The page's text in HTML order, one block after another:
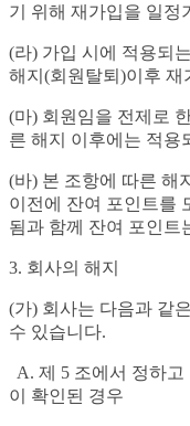
기 위해 재가입을 일정
(라) 가입 시에 적용되
해지(회원탈퇴)이후
(마) 회원임을 전제로
른 해지 이후에는 적용
(바) 본 조항에 따른 해
이전에 잔여 포인트를
됨과 함께 잔여 포인트
3. 회사의 해지
(가) 회사는 다음과 같
수 있습니다.
A. 제 5 조에서 정하
이 확인된 경우